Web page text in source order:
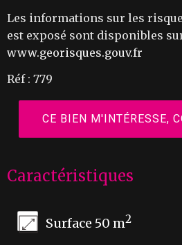
Les informations sur les
est exposé sont disponibles
www.georisques.gouv.fr
Réf : 779
CE BIEN M'INTÉRESSE,
Caractéristiques
Surface 50 m2